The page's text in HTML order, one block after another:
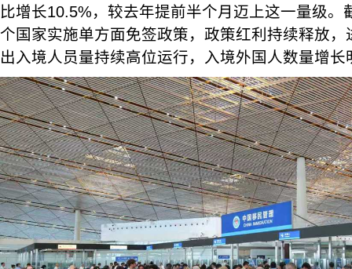
比增长10.5%，较去年提前半个月迈上这一量级。
个国家实施单方面免签政策，政策红利持续释放
出入境人员量持续高位运行，入境外国人数量增长